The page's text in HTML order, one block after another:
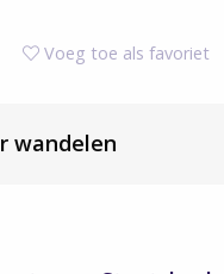
Voeg toe als favoriet
wandelen